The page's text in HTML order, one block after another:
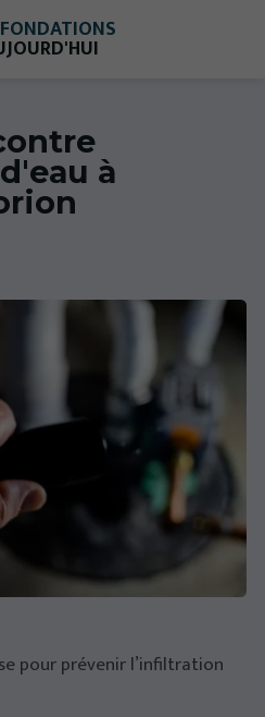
FONDATIONS
à
pour prévenir l’infiltration